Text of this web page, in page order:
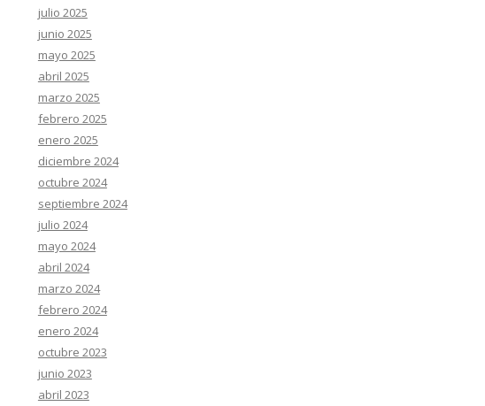
julio 2025
junio 2025
mayo 2025
abril 2025
marzo 2025
febrero 2025
enero 2025
diciembre 2024
octubre 2024
septiembre 2024
julio 2024
mayo 2024
abril 2024
marzo 2024
febrero 2024
enero 2024
octubre 2023
junio 2023
abril 2023